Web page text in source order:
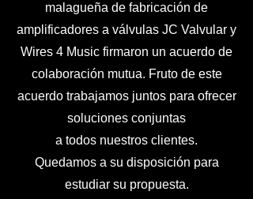
malagueña de fabricación de
amplificadores a válvulas JC Valvular y
Wires 4 Music firmaron un acuerdo de
colaboración mutua. Fruto de este
acuerdo trabajamos juntos para ofrecer
soluciones conjuntas
a todos nuestros clientes.
Quedamos a su disposición para
estudiar su propuesta.